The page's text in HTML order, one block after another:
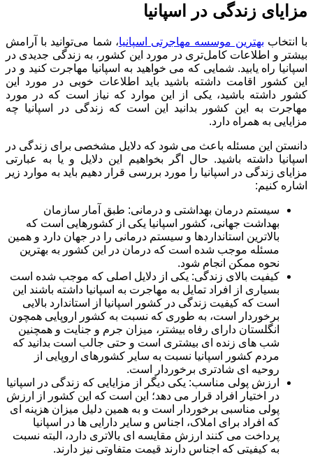
مزایای زندگی در اسپانیا
با انتخاب بهترین موسسه مهاجرتی اسپانیا، شما می‌توانید با آرامش
بیشتر و اطلاعات کامل‌تری در مورد این کشور، به زندگی جدیدی در
اسپانیا راه یابید. شمایی که می خواهید به اسپانیا مهاجرت کنید و در
این کشور اقامت داشته باشید باید اطلاعات خوبی در مورد این
کشور داشته باشید، یکی از این موارد که نیاز است که در مورد
مهاجرت به این کشور بدانید این است که زندگی در اسپانیا چه
مزایایی به همراه دارد.
دانستن این مسئله باعث می شود که دلایل مشخصی برای زندگی در
اسپانیا داشته باشید. حال اگر بخواهیم این دلایل و یا به عبارتی
مزایای زندگی در اسپانیا را مورد بررسی قرار دهیم باید به موارد زیر
اشاره کنیم:
سیستم درمان بهداشتی و درمانی: طبق آمار سازمان
بهداشت جهانی، کشور اسپانیا یکی از کشورهایی است که
بالاترین استانداردها و سیستم درمانی را در جهان دارد و همین
مسئله موجب شده است که درمان در این کشور به بهترین
نحوه ممکن انجام شود.
کیفیت بالای زندگی: یکی از دلایل اصلی که موجب شده است
بسیاری از افراد تمایل به مهاجرت به اسپانیا داشته باشند این
است که کیفیت زندگی در کشور اسپانیا از استاندارد بالایی
برخوردار است، به طوری که نسبت به کشور اروپایی همچون
انگلستان دارای رفاه بیشتر، میزان جرم و جنایت و همچنین
شب های زنده ای بیشتری است و حتی جالب است بدانید که
مردم کشور اسپانیا نسبت به سایر کشورهای اروپایی از
روحیه ای شادتری برخوردار است.
ارزش پولی مناسب: یکی دیگر از مزایایی که زندگی در اسپانیا
در اختیار افراد قرار می دهد؛ این است که این کشور از ارزش
پولی مناسبی برخوردار است و به همین دلیل میزان هزینه ای
که افراد برای املاک، اجناس و سایر دارایی ها در اسپانیا
پرداخت می کنند ارزش مقایسه ای بالاتری دارد، البته نسبت
به کیفیتی که اجناس دارند قیمت متفاوتی نیز دارند.